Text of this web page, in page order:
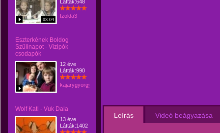
03:04
Látták:648
Izolda3
Eszterkének Boldog
Szülinapot - Vizipók
csodapók
12 éve
Látták:990
kajarygyorgy
Wolf Kati - Vuk Dala
13 éve
Látták:1402
Leírás Videó beágyazása